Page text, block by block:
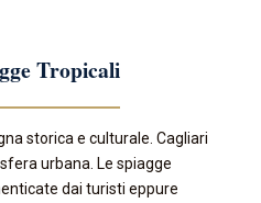
Tropicali
storica e culturale. Cagliari
urbana. Le spiagge
dai turisti eppure